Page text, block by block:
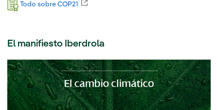
Todo sobre COP21
El manifiesto Iberdrola